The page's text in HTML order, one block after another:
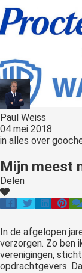
Paul Weiss
04 mei 2018
in alles over
Mijn meest
Delen
In de afgelopen
verzorgen. Zo ben
verenigingen,
opdrachtgevers.